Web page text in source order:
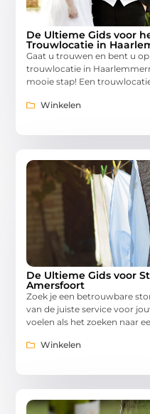
De Ultieme Gids voor
Trouwlocatie in
Gaat u trouwen en bent u
trouwlocatie in
mooie stap! Een
Winkelen
De Ultieme Gids voor
Amersfoort
Zoek je een betrouwbare
van de juiste service voor
voelen als het zoeken naar
Winkelen